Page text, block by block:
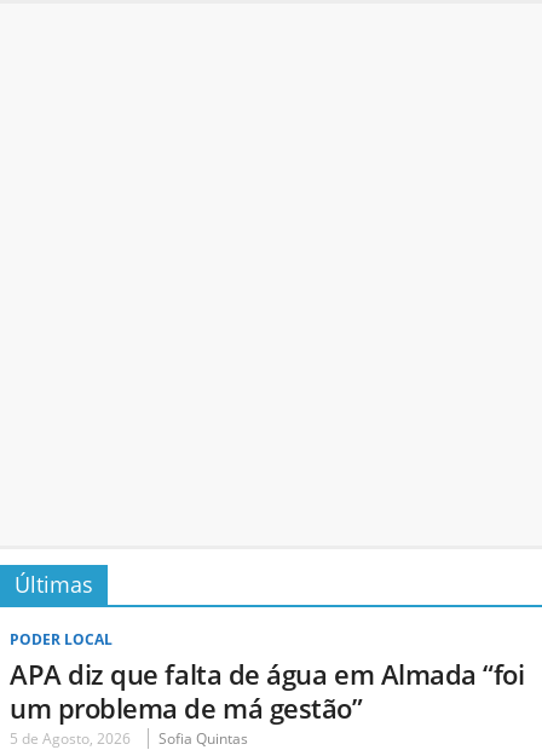
Últimas
PODER LOCAL
APA diz que falta de água em Almada “foi
um problema de má gestão”
5 de Agosto, 2026 Sofia Quintas